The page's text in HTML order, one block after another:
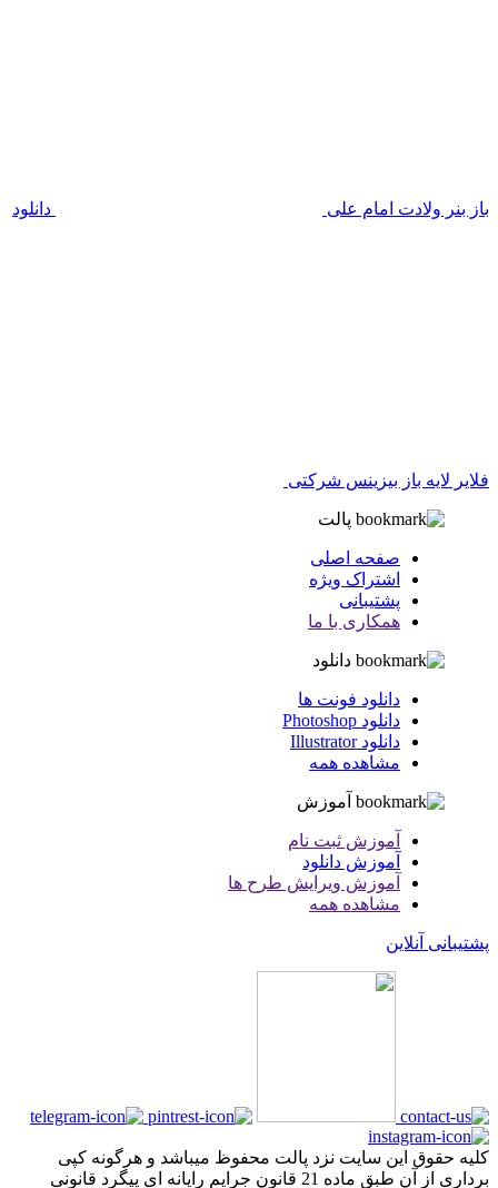
باز بنر ولادت امام علی دانلود
فلایر لایه باز بیزینس شرکتی
پالت
صفحه اصلی
اشتراک ویژه
پشتیبانی
همکاری با ما
دانلود
دانلود فونت ها
دانلود Photoshop
دانلود Illustrator
مشاهده همه
آموزش
آموزش ثبت نام
آموزش دانلود
آموزش ویرایش طرح ها
مشاهده همه
پشتیبانی آنلاین
کلیه حقوق این سایت نزد پالت محفوظ میباشد و هرگونه کپی
برداری از آن طبق ماده 21 قانون جرایم رایانه ای پیگرد قانونی